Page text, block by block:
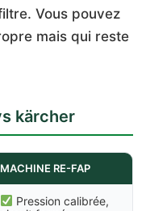
Vous pouvez
mais qui reste
kärcher
MACHINE RE-FAP
Pression calibrée,